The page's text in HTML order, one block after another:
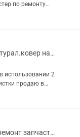
по ремонту
с мехом и
Продам новый натурал.ковер натуральный, в использовании 2 месяц размер 3м3
использовании 2
продаю в
ремонт не
А второй 23
Продажа скупка ремонт запчасти газовых котлов